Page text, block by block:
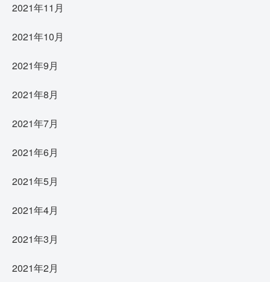
2021年11月
2021年10月
2021年9月
2021年8月
2021年7月
2021年6月
2021年5月
2021年4月
2021年3月
2021年2月